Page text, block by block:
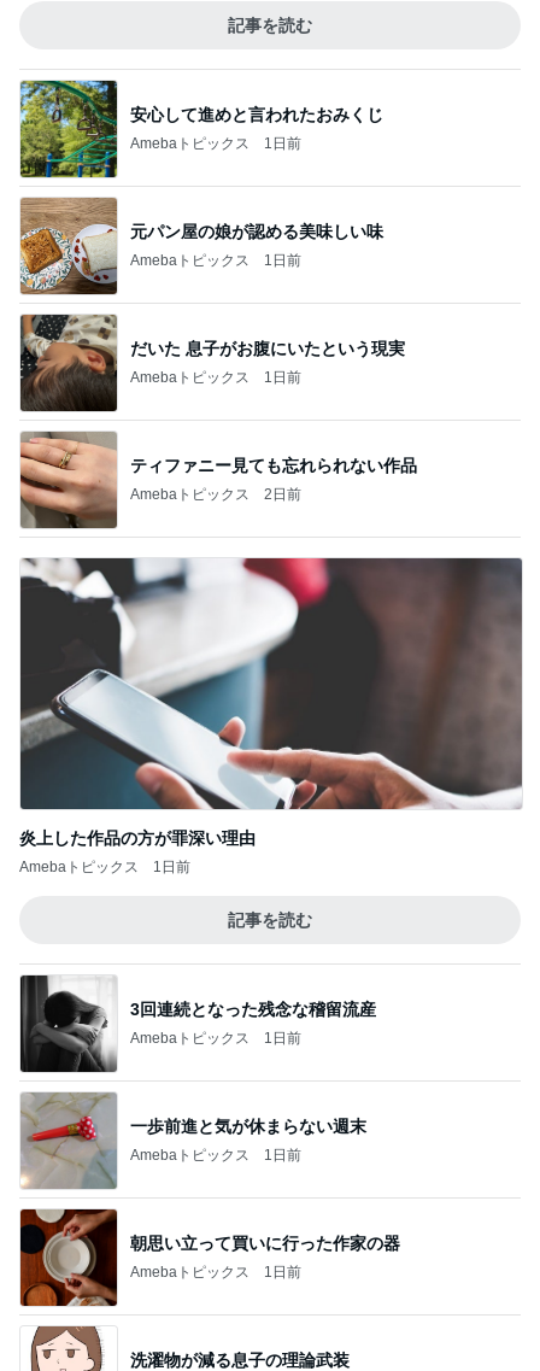
記事を読む
安心して進めと言われたおみくじ
Amebaトピックス 1日前
元パン屋の娘が認める美味しい味
Amebaトピックス 1日前
だいた 息子がお腹にいたという現実
Amebaトピックス 1日前
ティファニー見ても忘れられない作品
Amebaトピックス 2日前
炎上した作品の方が罪深い理由
Amebaトピックス 1日前
記事を読む
3回連続となった残念な稽留流産
Amebaトピックス 1日前
一歩前進と気が休まらない週末
Amebaトピックス 1日前
朝思い立って買いに行った作家の器
Amebaトピックス 1日前
洗濯物が減る息子の理論武装